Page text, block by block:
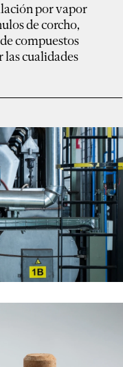
por vapor
de corcho,
compuestos
las cualidades